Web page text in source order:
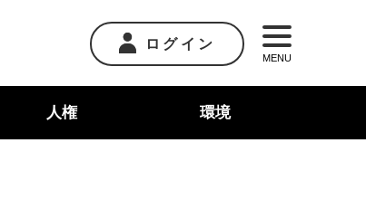
ログイン
MENU
人権 環境